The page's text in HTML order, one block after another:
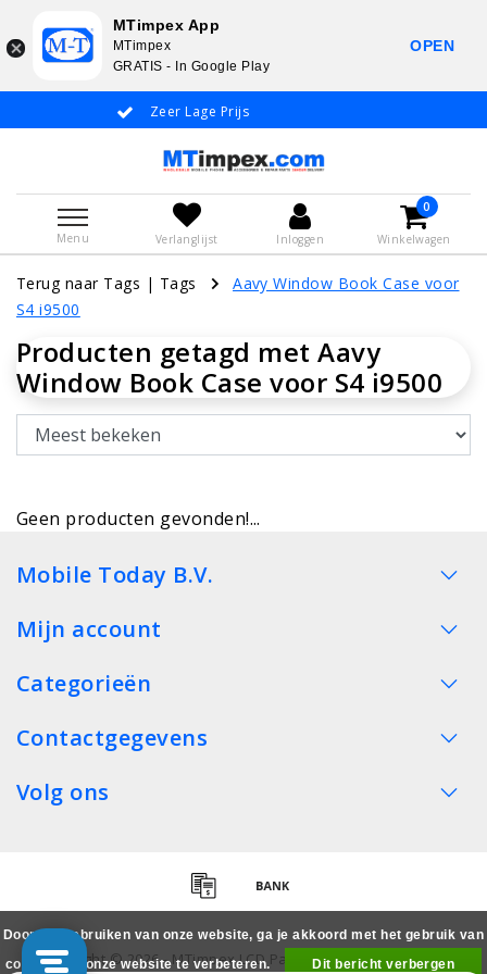
Zeer Lage Prijs
Menu Verlanglijst Inloggen
0
Winkelwagen
Terug naar Tags | Tags
Aavy Window Book Case voor
S4 i9500
Producten getagd met Aavy
Window Book Case voor S4 i9500
Geen producten gevonden!...
Mobile Today B.V.
Mijn account
Categorieën
Contactgegevens
Volg ons
Copyright © 2026 - MTimpex LCD Parts Cases Groothandel
Door het gebruiken van onze website, ga je akkoord met het gebruik van
cookies om onze website te verbeteren.
Dit bericht verbergen
MTimpex App
MTimpex
GRATIS - In Google Play
OPEN